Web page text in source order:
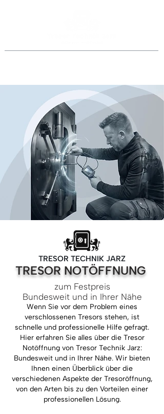
TRESOR NOTÖFFNUNG
zum Festpreis
Bundesweit und in Ihrer Nähe
Wenn Sie vor dem Problem eines
verschlossenen Tresors stehen, ist
schnelle und professionelle Hilfe gefragt.
Hier erfahren Sie alles über die Tresor
Notöffnung von Tresor Technik Jarz:
Bundesweit und in Ihrer Nähe. Wir bieten
Ihnen einen Überblick über die
verschiedenen Aspekte der Tresoröffnung,
von den Arten bis zu den Vorteilen einer
professionellen Lösung.
TRESOR TECHNIK JARZ